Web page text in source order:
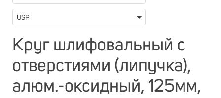
USP
Круг шлифовальный с
отверстиями (липучка),
алюм.-оксидный, 125мм,